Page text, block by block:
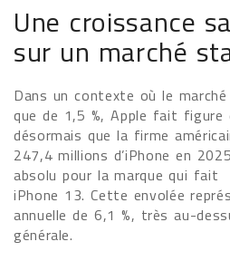
Une croissance
sur un marché
Dans un contexte où le
que de 1,5 %, Apple fait figure
désormais que la firme
247,4 millions d’iPhone en
absolu pour la marque qui fait
iPhone 13. Cette envolée
annuelle de 6,1 %, très au-
générale.